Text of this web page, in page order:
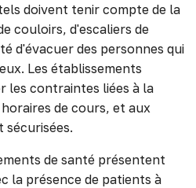
doivent tenir compte de la
couloirs, d'escaliers de
d'évacuer des personnes qui
Les établissements
les contraintes liées à la
de cours, et aux
sécurisées.
de santé présentent
la présence de patients à